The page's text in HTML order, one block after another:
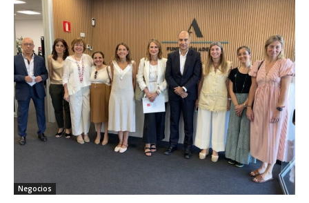
Negocios